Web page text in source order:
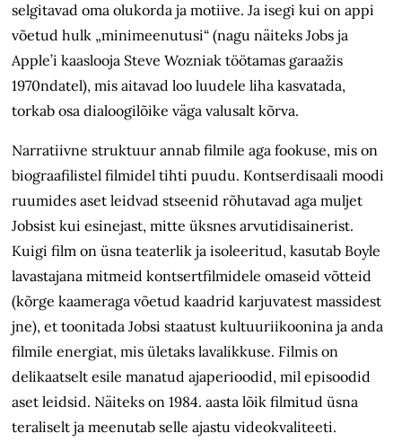
selgitavad oma olukorda ja motiive. Ja isegi kui on appi
võetud hulk „minimeenutusi“ (nagu näiteks Jobs ja
Apple’i kaaslooja Steve Wozniak töötamas garaažis
1970ndatel), mis aitavad loo luudele liha kasvatada,
torkab osa dialoogilõike väga valusalt kõrva.
Narratiivne struktuur annab filmile aga fookuse, mis on
biograafilistel filmidel tihti puudu. Kontserdisaali moodi
ruumides aset leidvad stseenid rõhutavad aga muljet
Jobsist kui esinejast, mitte üksnes arvutidisainerist.
Kuigi film on üsna teaterlik ja isoleeritud, kasutab Boyle
lavastajana mitmeid kontsertfilmidele omaseid võtteid
(kõrge kaameraga võetud kaadrid karjuvatest massidest
jne), et toonitada Jobsi staatust kultuuriikoonina ja anda
filmile energiat, mis ületaks lavalikkuse. Filmis on
delikaatselt esile manatud ajaperioodid, mil episoodid
aset leidsid. Näiteks on 1984. aasta lõik filmitud üsna
teraliselt ja meenutab selle ajastu videokvaliteeti.